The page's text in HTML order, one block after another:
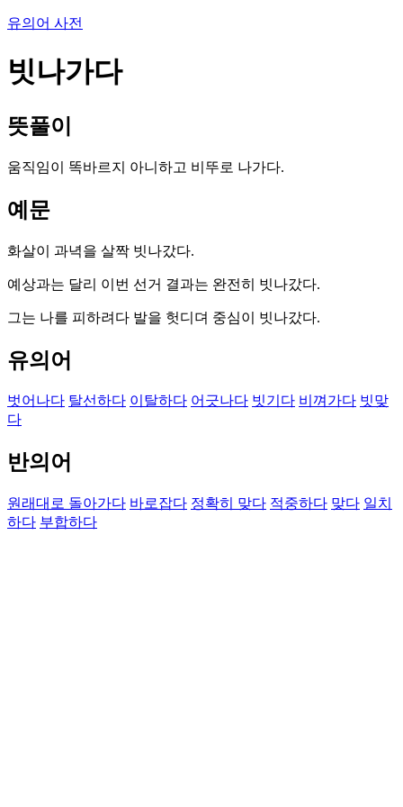
유의어 사전
빗나가다
뜻풀이
움직임이 똑바르지 아니하고 비뚜로 나가다.
예문
화살이 과녁을 살짝 빗나갔다.
예상과는 달리 이번 선거 결과는 완전히 빗나갔다.
그는 나를 피하려다 발을 헛디뎌 중심이 빗나갔다.
유의어
벗어나다 탈선하다 이탈하다 어긋나다 빗기다 비껴가다 빗맞
다
반의어
원래대로 돌아가다 바로잡다 정확히 맞다 적중하다 맞다 일치
하다 부합하다